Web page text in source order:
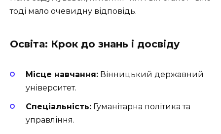
тоді мало очевидну відповідь.
Освіта: Крок до знань і досвіду
Місце навчання: Вінницький державний
університет.
Спеціальність: Гуманітарна політика та
управління.